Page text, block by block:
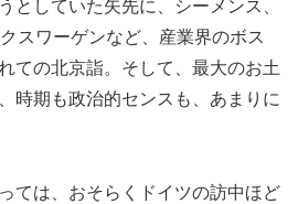
としていた矢先に、シーメンス、
スワーゲンなど、産業界のボス
ての北京詣。そして、最大のお土
時期も政治的センスも、あまりに
ては、おそらくドイツの訪中ほど